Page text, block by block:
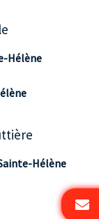
Hélène
Hélène